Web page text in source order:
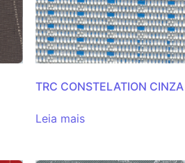
TRC CONSTELATION CINZA
Leia mais